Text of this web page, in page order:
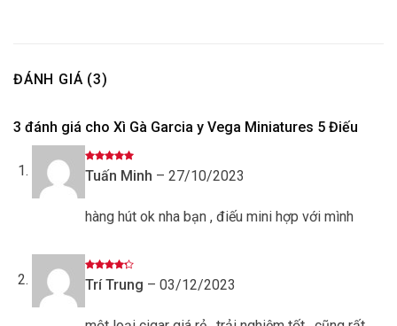
ĐÁNH GIÁ (3)
3 đánh giá cho Xì Gà Garcia y Vega Miniatures 5 Điếu
Được xếp
hạng55
Tuấn Minh – 27/10/2023
hàng hút ok nha bạn , điếu mini hợp với mình
Được
xếp hạng
Trí Trung – 03/12/2023